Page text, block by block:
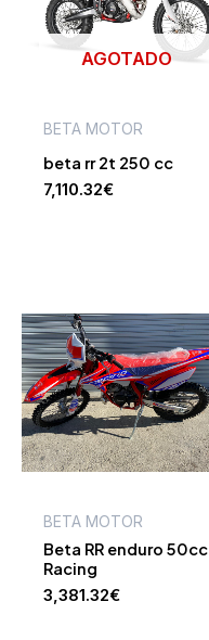
AGOTADO
BETA MOTOR
beta rr 2t 250 cc
7,110.32€
BETA MOTOR
Beta RR enduro 50cc
Racing
3,381.32€